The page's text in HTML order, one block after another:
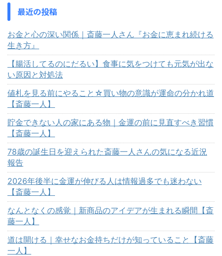
最近の投稿
お金と心の深い関係｜斎藤一人さん『お金に恵まれ続ける
生き方』
【腸活してるのにだるい】食事に気をつけても元気が出な
い原因と対処法
値札を見る前にやること☆買い物の意識が運命の分かれ道
【斎藤一人】
貯金できない人の家にある物｜金運の前に見直すべき習慣
【斎藤一人】
78歳の誕生日を迎えられた斎藤一人さんの気になる近況
報告
2026年後半に金運が伸びる人は情報過多でも迷わない
【斎藤一人】
なんとなくの感覚｜新商品のアイデアが生まれる瞬間【斎
藤一人】
道は開ける｜幸せなお金持ちだけが知っていること【斎藤
一人】